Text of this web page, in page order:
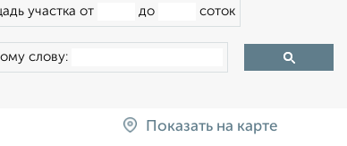
участка от до соток
слову:
Показать на карте